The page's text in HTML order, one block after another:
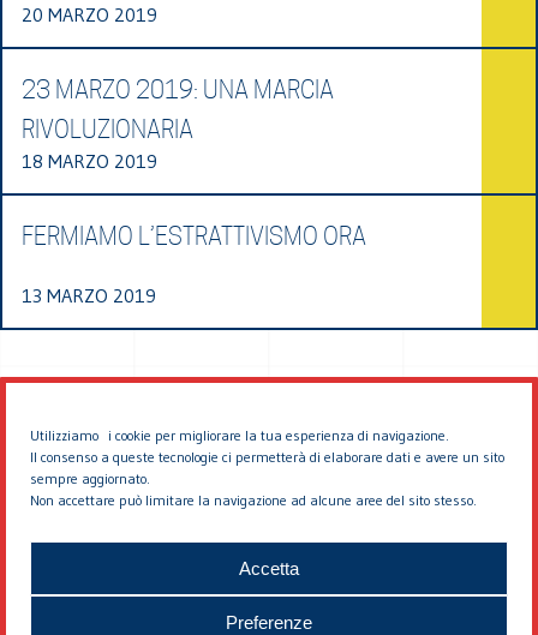
Utilizziamo i cookie per migliorare la tua esperienza di navigazione.
Il consenso a queste tecnologie ci permetterà di elaborare dati e avere un sito
sempre aggiornato.
Non accettare può limitare la navigazione ad alcune aree del sito stesso.
Accetta
Preferenze
20 MARZO 2019
23 MARZO 2019: UNA MARCIA
RIVOLUZIONARIA
18 MARZO 2019
FERMIAMO L’ESTRATTIVISMO ORA
13 MARZO 2019
© 2026 EDDYBURG